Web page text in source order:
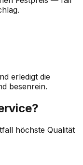
erledigt die
besenrein.
höchste Qualität